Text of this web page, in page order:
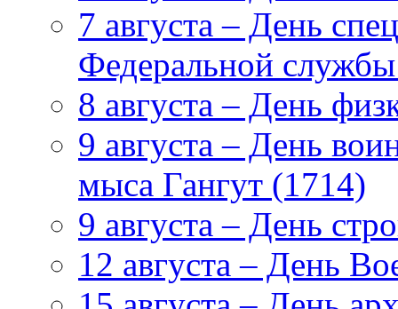
7 августа – День
Федеральной
8 августа – День
9 августа – День
мыса Гангут (1714)
9 августа – День
12 августа – День